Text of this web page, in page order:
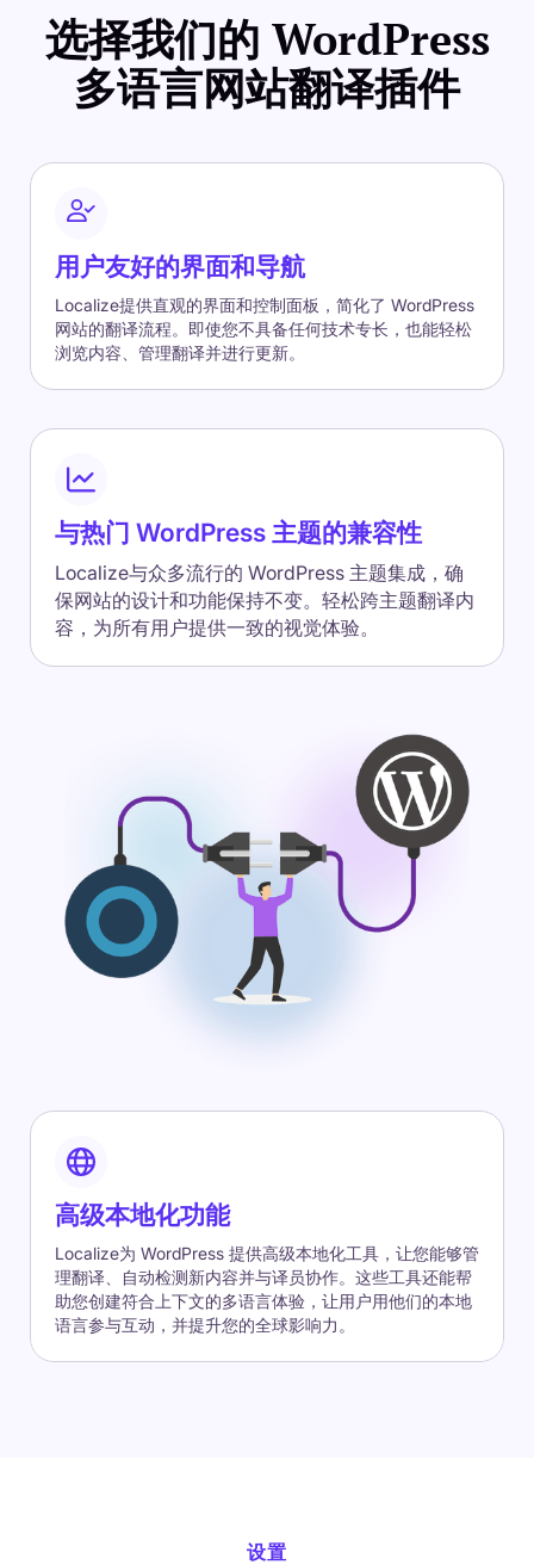
选择我们的 WordPress
多语言网站翻译插件
高级本地化功能
Localize为 WordPress 提供高级本地化工具，让您能够管
理翻译、自动检测新内容并与译员协作。这些工具还能帮
助您创建符合上下文的多语言体验，让用户用他们的本地
语言参与互动，并提升您的全球影响力。
用户友好的界面和导航
Localize提供直观的界面和控制面板，简化了 WordPress
网站的翻译流程。即使您不具备任何技术专长，也能轻松
浏览内容、管理翻译并进行更新。
与热门 WordPress 主题的兼容性
Localize与众多流行的 WordPress 主题集成，确
保网站的设计和功能保持不变。轻松跨主题翻译内
容，为所有用户提供一致的视觉体验。
设置